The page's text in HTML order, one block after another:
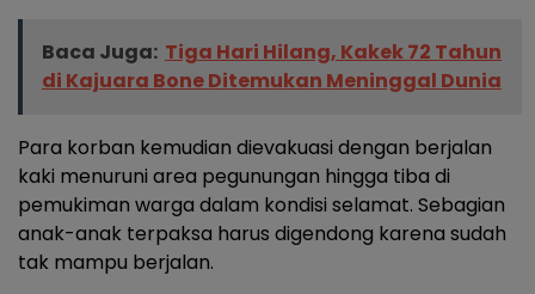
Baca Juga: Tiga Hari Hilang, Kakek 72 Tahun
di Kajuara Bone Ditemukan Meninggal Dunia
Para korban kemudian dievakuasi dengan berjalan
kaki menuruni area pegunungan hingga tiba di
pemukiman warga dalam kondisi selamat. Sebagian
anak-anak terpaksa harus digendong karena sudah
tak mampu berjalan.